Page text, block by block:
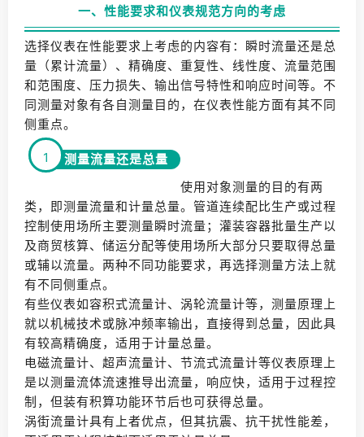
一、性能要求和仪表规范方向的考虑
选择仪表在性能要求上考虑的内容有：瞬时流量还是总
量（累计流量）、精确度、重复性、线性度、流量范围
和范围度、压力损失、输出信号特性和响应时间等。不
同测量对象有各自测量目的，在仪表性能方面有其不同
侧重点。
1
测量流量还是总量
使用对象测量的目的有两
类，即测量流量和计量总量。管道连续配比生产或过程
控制使用场所主要测量瞬时流量；灌装容器批量生产以
及商贸核算、储运分配等使用场所大部分只要取得总量
或辅以流量。两种不同功能要求，再选择测量方法上就
有不同侧重点。
有些仪表如容积式流量计、涡轮流量计等，测量原理上
就以机械技术或脉冲频率输出，直接得到总量，因此具
有较高精确度，适用于计量总量。
电磁流量计、超声流量计、节流式流量计等仪表原理上
是以测量流体流速推导出流量，响应快，适用于过程控
制，但装有积算功能环节后也可获得总量。
涡街流量计具有上者优点，但其抗震、抗干扰性能差，